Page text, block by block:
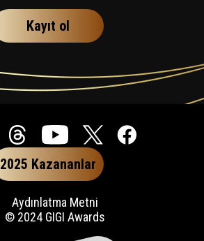
Kayıt ol
© 2024 GIGI Awards
Aydınlatma Metni
2025 Kazananlar